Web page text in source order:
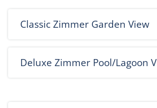
Umgebung geniessen kann.
Classic Zimmer Garden View
Deluxe Zimmer Pool/Lagoon